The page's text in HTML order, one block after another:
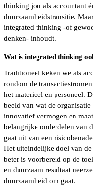
thinking jou als accountant
duurzaamheidstransitie.
integrated thinking -of
denken- inhoudt.
Wat is integrated thinking
Traditioneel keken we als
rondom de
het materieel en personeel.
beeld van wat de
innovatief vermogen en
belangrijke onderdelen van
gaat uit van een
Het uiteindelijke doel van
beter is voorbereid op de
en duurzaam resultaat
duurzaamheid om gaat.